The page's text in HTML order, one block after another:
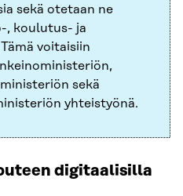
sekä otetaan ne
, koulutus- ja
voitaisiin
sekä
yhteistyönä.
digitaalisilla